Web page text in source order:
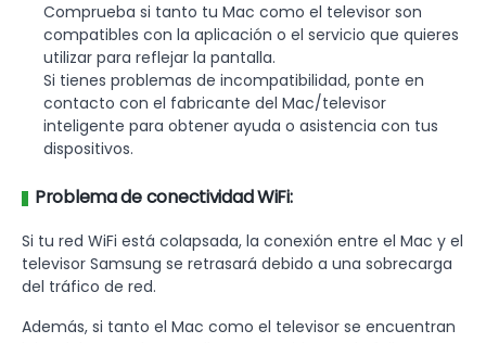
Comprueba si tanto tu Mac como el televisor son
compatibles con la aplicación o el servicio que quieres
utilizar para reflejar la pantalla.
Si tienes problemas de incompatibilidad, ponte en
contacto con el fabricante del Mac/televisor
inteligente para obtener ayuda o asistencia con tus
dispositivos.
Problema de conectividad WiFi:
Si tu red WiFi está colapsada, la conexión entre el Mac y el
televisor Samsung se retrasará debido a una sobrecarga
del tráfico de red.
Además, si tanto el Mac como el televisor se encuentran